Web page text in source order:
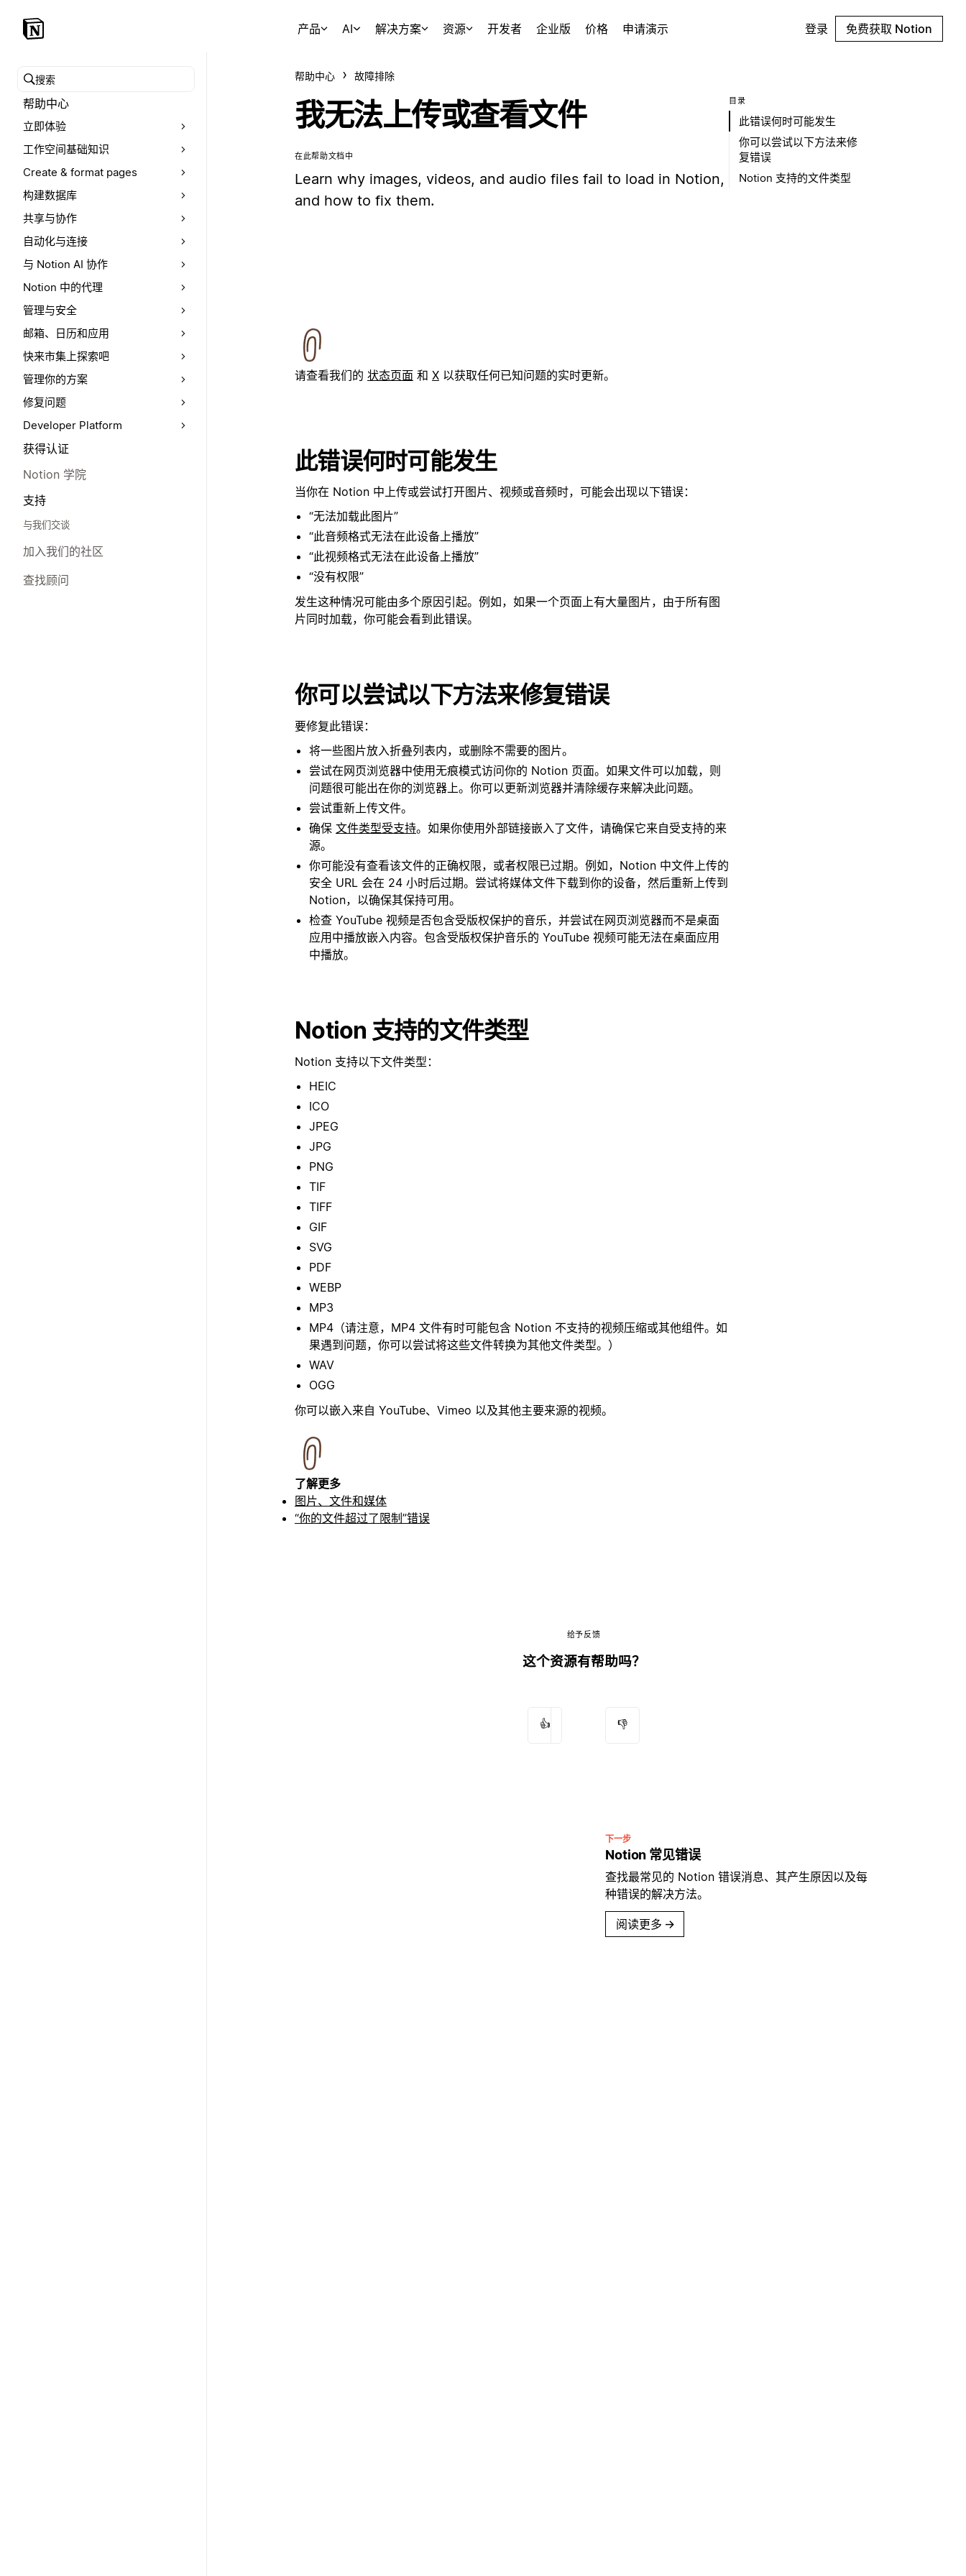
产品 AI 解决方案 资源 开发者 企业版 价格 申请演示 登录 免费获取 Notion
搜索帮助中心
帮助中心
立即体验
工作空间基础知识
Create & format pages
构建数据库
共享与协作
自动化与连接
与 Notion AI 协作
Notion 中的代理
管理与安全
邮箱、日历和应用
快来市集上探索吧
管理你的方案
修复问题
Developer Platform
获得认证
Notion 学院
支持
与我们交谈
加入我们的社区
查找顾问
帮助中心 故障排除
我无法上传或查看文件
在此帮助文档中
Learn why images, videos, and audio files fail to load in Notion,
and how to fix them.
请查看我们的 状态页面 和 X 以获取任何已知问题的实时更新。
此错误何时可能发生
当你在 Notion 中上传或尝试打开图片、视频或音频时，可能会出现以下错误：
“无法加载此图片”
“此音频格式无法在此设备上播放”
“此视频格式无法在此设备上播放”
“没有权限”
发生这种情况可能由多个原因引起。例如，如果一个页面上有大量图片，由于所有图
片同时加载，你可能会看到此错误。
你可以尝试以下方法来修复错误
要修复此错误：
将一些图片放入折叠列表内，或删除不需要的图片。
尝试在网页浏览器中使用无痕模式访问你的 Notion 页面。如果文件可以加载，则
问题很可能出在你的浏览器上。你可以更新浏览器并清除缓存来解决此问题。
尝试重新上传文件。
确保 文件类型受支持。如果你使用外部链接嵌入了文件，请确保它来自受支持的来
源。
你可能没有查看该文件的正确权限，或者权限已过期。例如，Notion 中文件上传的
安全 URL 会在 24 小时后过期。尝试将媒体文件下载到你的设备，然后重新上传到
Notion，以确保其保持可用。
检查 YouTube 视频是否包含受版权保护的音乐，并尝试在网页浏览器而不是桌面
应用中播放嵌入内容。包含受版权保护音乐的 YouTube 视频可能无法在桌面应用
中播放。
Notion 支持的文件类型
Notion 支持以下文件类型：
HEIC
ICO
JPEG
JPG
PNG
TIF
TIFF
GIF
SVG
PDF
WEBP
MP3
MP4（请注意，MP4 文件有时可能包含 Notion 不支持的视频压缩或其他组件。如
果遇到问题，你可以尝试将这些文件转换为其他文件类型。）
WAV
OGG
你可以嵌入来自 YouTube、Vimeo 以及其他主要来源的视频。
了解更多
图片、文件和媒体
“你的文件超过了限制”错误
目录
此错误何时可能发生
你可以尝试以下方法来修
复错误
Notion 支持的文件类型
给予反馈
这个资源有帮助吗？
👍 👎
下一步
Notion 常见错误
查找最常见的 Notion 错误消息、其产生原因以及每
种错误的解决方法。
阅读更多 →